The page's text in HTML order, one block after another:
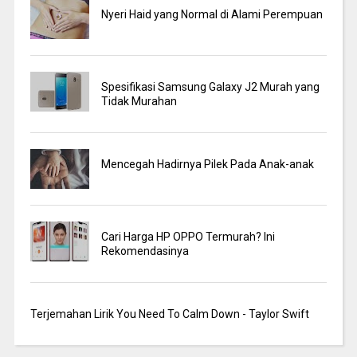
Nyeri Haid yang Normal di Alami Perempuan
Spesifikasi Samsung Galaxy J2 Murah yang
Tidak Murahan
Mencegah Hadirnya Pilek Pada Anak-anak
Cari Harga HP OPPO Termurah? Ini
Rekomendasinya
Terjemahan Lirik You Need To Calm Down - Taylor Swift